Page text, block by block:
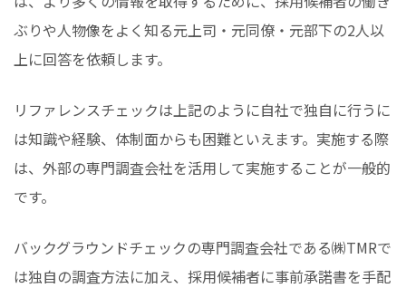
ぶりや人物像をよく知る元上司・元同僚・元部下の2人以
上に回答を依頼します。
リファレンスチェックは上記のように自社で独自に行うに
は知識や経験、体制面からも困難といえます。実施する際
は、外部の専門調査会社を活用して実施することが一般的
です。
バックグラウンドチェックの専門調査会社である㈱TMRで
は独自の調査方法に加え、採用候補者に事前承諾書を手配